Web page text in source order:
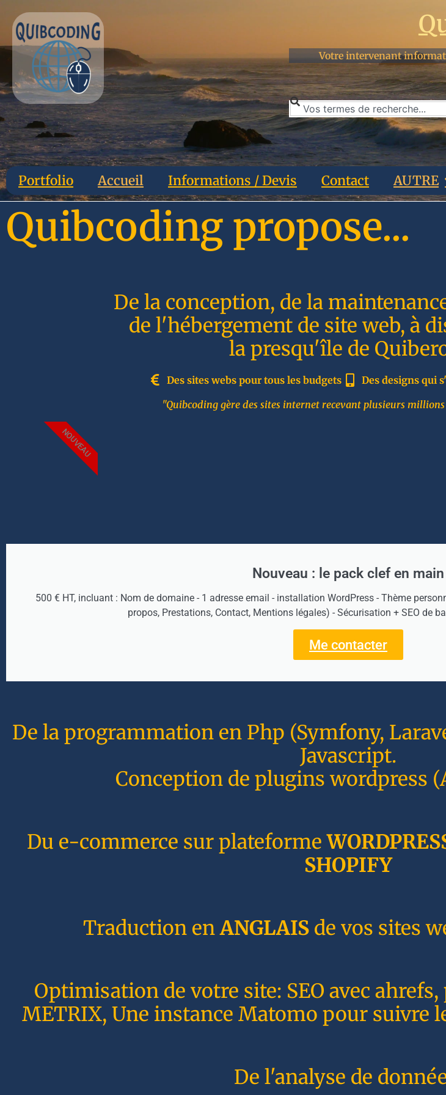
Votre intervenant
Portfolio Accueil Informations / Devis Contact AUTRE
Quibcoding propose...
De la conception, de la
de l'hébergement de site web, à
la presqu'île de
Des sites webs pour tous les budgets
Des designs qui
"Quibcoding gère des sites internet recevant plusieurs
Nouveau : le pack clef en main
500 € HT, incluant : Nom de domaine - 1 adresse email - installation WordPress - Thème
propos, Prestations, Contact, Mentions légales) - Sécurisation + SEO de
Me contacter
NOUVEAU
De la programmation en Php (Symfony,
Javascript.
Conception de plugins wordpress
Du e-commerce sur plateforme
SHOPIFY
Traduction enANGLAIS de vos sites
Optimisation de votre site: SEO avec
METRIX, Une instance Matomo pour suivre
De l'analyse de